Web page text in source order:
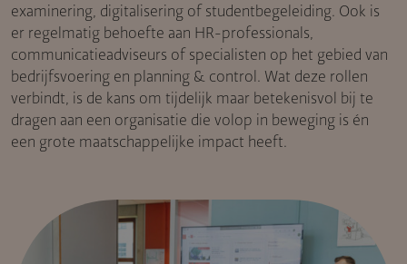
examinering, digitalisering of studentbegeleiding. Ook is
er regelmatig behoefte aan HR-professionals,
communicatieadviseurs of specialisten op het gebied van
bedrijfsvoering en planning & control. Wat deze rollen
verbindt, is de kans om tijdelijk maar betekenisvol bij te
dragen aan een organisatie die volop in beweging is én
een grote maatschappelijke impact heeft.